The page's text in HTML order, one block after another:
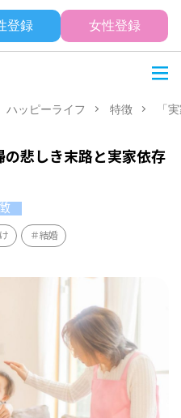
登録 女性登録
ハッピーライフ 特徴 「
の悲しき末路と実家依存
結婚